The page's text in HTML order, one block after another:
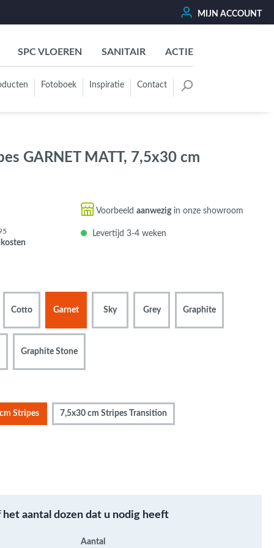
MIJN ACCOUNT
SPC VLOEREN SANITAIR ACTIE
Grijs - Antraciet - Zwart
Blauw
Oker - Geel - Oranje
Metaal
Wandtegels met een
patroon / mix van kleur
Beton- cementlook
Marmerlook wandtegels
Fotoboek Inspiratie Contact
GARNET MATT, 7,5x30 cm
Voorbeeld aanwezigin onze showroom
Levertijd 3-4 weken
Cotto Garnet Sky Grey Graphite
Graphite Stone
Stripes 7,5x30 cm Stripes Transition
aantal dozen dat u nodig heeft
Aantal